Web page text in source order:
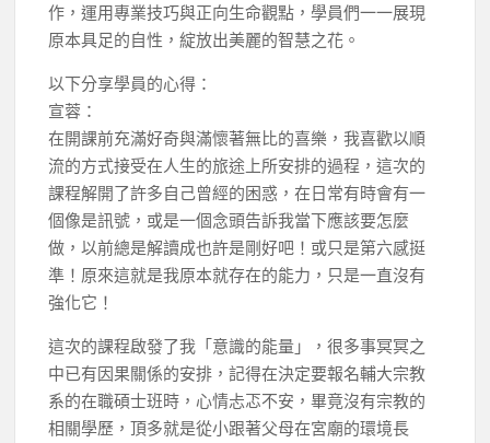
作，運用專業技巧與正向生命觀點，學員們一一展現
原本具足的自性，綻放出美麗的智慧之花。
以下分享學員的心得：
宣蓉：
在開課前充滿好奇與滿懷著無比的喜樂，我喜歡以順
流的方式接受在人生的旅途上所安排的過程，這次的
課程解開了許多自己曾經的困惑，在日常有時會有一
個像是訊號，或是一個念頭告訴我當下應該要怎麼
做，以前總是解讀成也許是剛好吧！或只是第六感挺
準！原來這就是我原本就存在的能力，只是一直沒有
強化它！
這次的課程啟發了我「意識的能量」，很多事冥冥之
中已有因果關係的安排，記得在決定要報名輔大宗教
系的在職碩士班時，心情忐忑不安，畢竟沒有宗教的
相關學歷，頂多就是從小跟著父母在宮廟的環境長